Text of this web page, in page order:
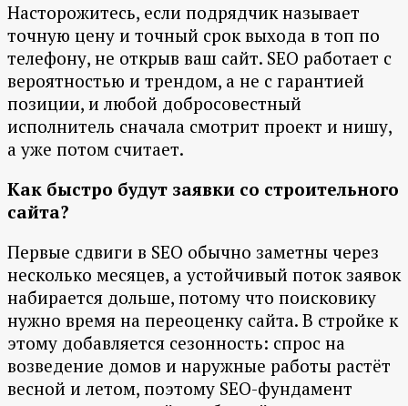
Насторожитесь, если подрядчик называет
точную цену и точный срок выхода в топ по
телефону, не открыв ваш сайт. SEO работает с
вероятностью и трендом, а не с гарантией
позиции, и любой добросовестный
исполнитель сначала смотрит проект и нишу,
а уже потом считает.
Как быстро будут заявки со строительного
сайта?
Первые сдвиги в SEO обычно заметны через
несколько месяцев, а устойчивый поток заявок
набирается дольше, потому что поисковику
нужно время на переоценку сайта. В стройке к
этому добавляется сезонность: спрос на
возведение домов и наружные работы растёт
весной и летом, поэтому SEO-фундамент